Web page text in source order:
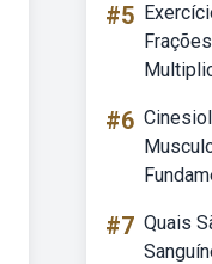
#5
#6
#7 Quais